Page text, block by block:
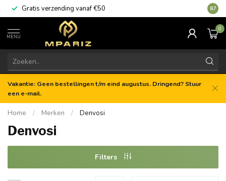
Gratis verzending vanaf €50 8.7
MENU
0
Vakantie: Geen bestellingen t/m eind augustus. Dringend? Stuur
een e-mail.
Home / Merken / Denvosi
Denvosi
Filters